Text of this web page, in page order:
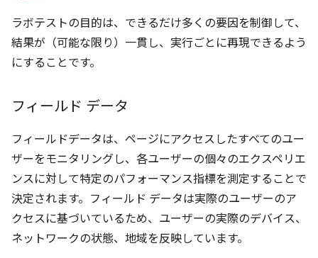
ラボテストの目的は、できるだけ多くの要因を制御して、
結果が（可能な限り）一貫し、実行ごとに再現できるよう
にすることです。
フィールド データ
フィールドデータは、ページにアクセスしたすべてのユー
ザーをモニタリングし、各ユーザーの個々のエクスペリエ
ンスに対して特定のパフォーマンス指標を測定することで
決定されます。フィールド データは実際のユーザーのア
クセスに基づいているため、ユーザーの実際のデバイス、
ネットワークの状態、地域を反映しています。